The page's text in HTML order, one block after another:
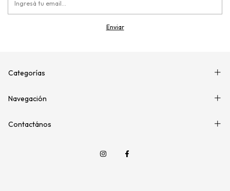
Categorías
Navegación
Contactános